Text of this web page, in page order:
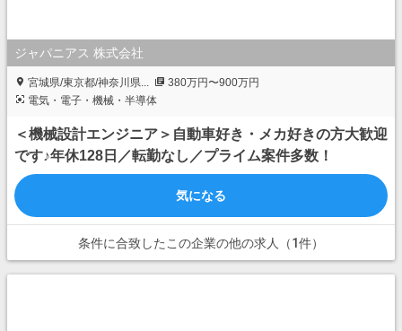
ジャパニアス 株式会社
宮城県/東京都/神奈川県...
380万円〜900万円
電気・電子・機械・半導体
＜機械設計エンジニア＞自動車好き・メカ好きの方大歓迎
です♪年休128日／転勤なし／プライム案件多数！
気になる
条件に合致したこの企業の他の求人（1件）